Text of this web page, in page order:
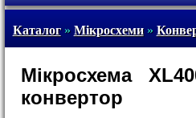
Каталог» Мікросхеми»
Мікросхема
конвертор